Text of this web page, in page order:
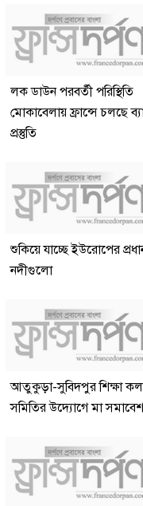
লক ডাউন পরবর্তী পরিস্থিতি
মোকাবেলায় ফ্রান্সে চলছে
প্রস্তুতি
শুকিয়ে যাচ্ছে ইউরোপের
নদীগুলো
আতুকুড়া-সুবিদপুর শিক্ষা
সমিতির উদ্যোগে মা সমাবেশ